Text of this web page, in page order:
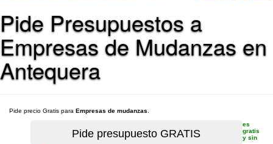
Pide Presupuestos a
Empresas de Mudanzas en
Antequera
Pide precio Gratis para Empresas de mudanzas
es
gratis
y sin